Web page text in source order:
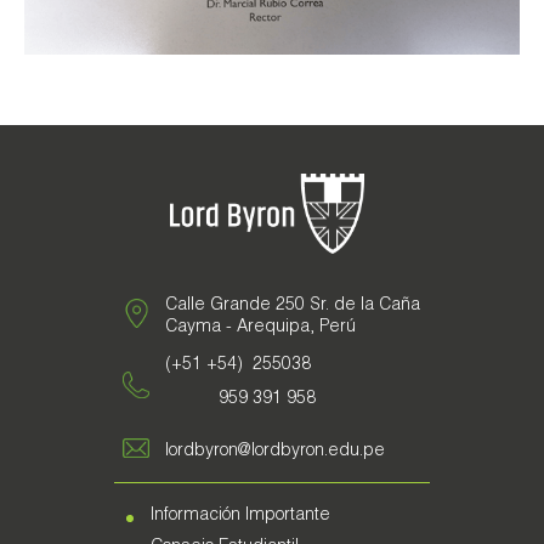
Documentarios
Calle Grande 250 Sr. de la Caña
Cayma - Arequipa, Perú
(+51 +54) 255038
959 391 958
lordbyron@lordbyron.edu.pe
Información Importante